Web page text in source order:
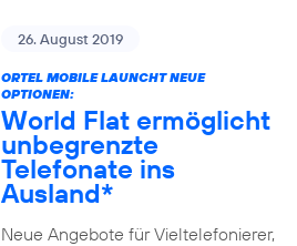
26. August 2019
ORTEL MOBILE LAUNCHT NEUE
OPTIONEN:
World Flat ermöglicht
unbegrenzte
Telefonate ins
Ausland*
Neue Angebote für Vieltelefonierer,